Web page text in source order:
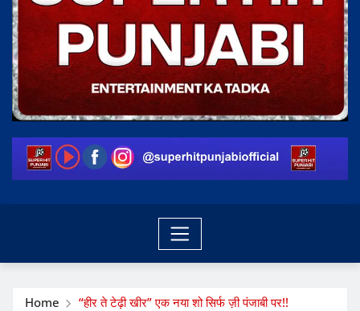
Home “हीर ते टेढ़ी खीर” एक नया शो सिर्फ ज़ी पंजाबी पर!!